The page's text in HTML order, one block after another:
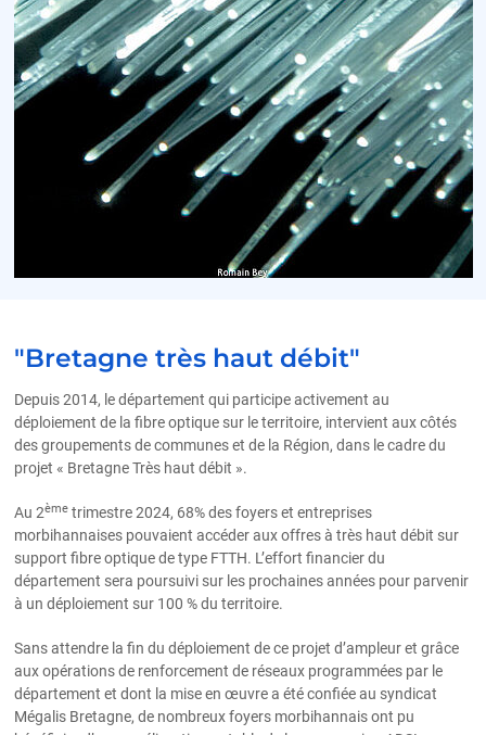
"Bretagne très haut débit"
Depuis 2014, le département qui participe activement au
déploiement de la fibre optique sur le territoire, intervient aux côtés
des groupements de communes et de la Région, dans le cadre du
projet « Bretagne Très haut débit ».
Au 2èmetrimestre 2024, 68% des foyers et entreprises
morbihannaises pouvaient accéder aux offres à très haut débit sur
support fibre optique de type FTTH. L’effort financier du
département sera poursuivi sur les prochaines années pour parvenir
à un déploiement sur 100 % du territoire.
Sans attendre la fin du déploiement de ce projet d’ampleur et grâce
aux opérations de renforcement de réseaux programmées par le
département et dont la mise en œuvre a été confiée au syndicat
Mégalis Bretagne, de nombreux foyers morbihannais ont pu